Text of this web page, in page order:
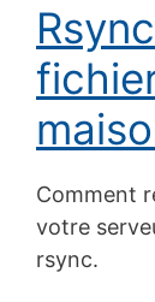
Comment
votre
rsync.